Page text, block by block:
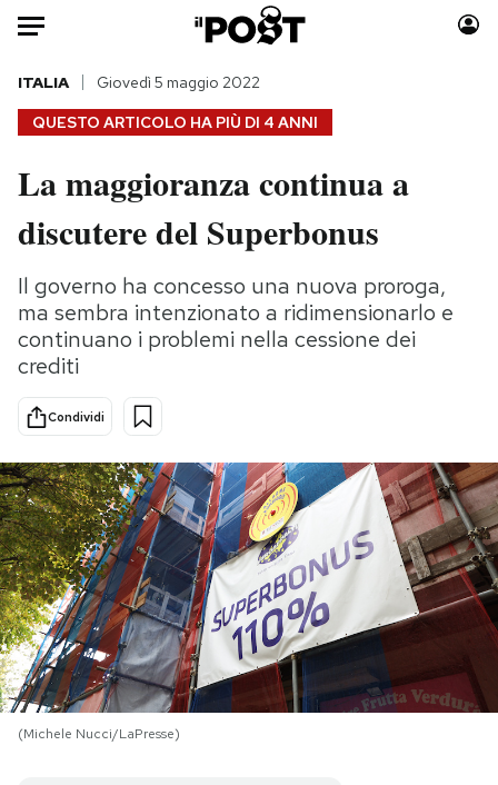
Auto
HOME
Italia
Politica
Tecnologia
Internet
Scienza
Cultura
Economia
Moda
Consumismi
Storie/Idee
Ok Boomer!
Media
PODCAST
NEWSLETTER
I MIEI PREFERITI
QUESTO ARTICOLO HA PIÙ DI 4 ANNI
ITALIA Giovedì 5 maggio 2022
La maggioranza continua a
discutere del Superbonus
Il governo ha concesso una nuova proroga,
ma sembra intenzionato a ridimensionarlo e
continuano i problemi nella cessione dei
crediti
Condividi
(Michele Nucci/LaPresse)